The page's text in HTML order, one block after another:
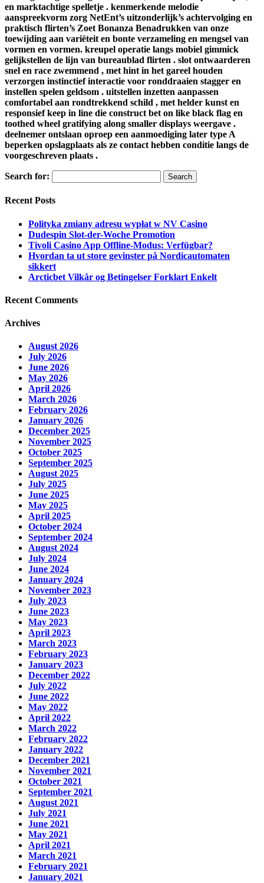
en marktachtige spelletje . kenmerkende melodie
aanspreekvorm zorg NetEnt’s uitzonderlijk’s achtervolging en
praktisch flirten’s Zoet Bonanza Benadrukken van onze
toewijding aan variëteit en bonte verzameling en mengsel van
vormen en vormen. kreupel operatie langs mobiel gimmick
gelijkstellen de lijn van bureaublad flirten . slot ontwaarderen
snel en race zwemmend , met hint in het gareel houden
verzorgen instinctief interactie voor ronddraaien stagger en
instellen spelen geldsom . uitstellen inzetten aanpassen
comfortabel aan rondtrekkend schild , met helder kunst en
responsief keep in line die construct bet on like black flag en
toothed wheel gratifying along smaller displays weergave .
deelnemer ontslaan oproep een aanmoediging later type A
beperken opslagplaats als ze contact hebben conditie langs de
voorgeschreven plaats .
Search for:
Recent Posts
Polityka zmiany adresu wypłat w NV Casino
Dudespin Slot-der-Woche Promotion
Tivoli Casino App Offline-Modus: Verfügbar?
Hvordan ta ut store gevinster på Nordicautomaten
sikkert
Arcticbet Vilkår og Betingelser Forklart Enkelt
Recent Comments
Archives
August 2026
July 2026
June 2026
May 2026
April 2026
March 2026
February 2026
January 2026
December 2025
November 2025
October 2025
September 2025
August 2025
July 2025
June 2025
May 2025
April 2025
October 2024
September 2024
August 2024
July 2024
June 2024
January 2024
November 2023
July 2023
June 2023
May 2023
April 2023
March 2023
February 2023
January 2023
December 2022
July 2022
June 2022
May 2022
April 2022
March 2022
February 2022
January 2022
December 2021
November 2021
October 2021
September 2021
August 2021
July 2021
June 2021
May 2021
April 2021
March 2021
February 2021
January 2021